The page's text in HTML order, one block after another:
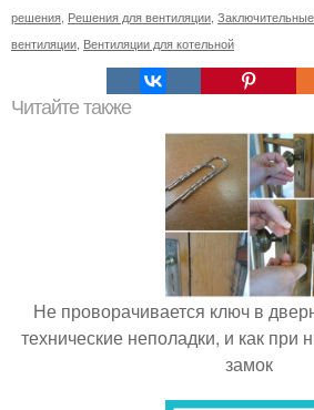
решения Решения для вентиляции
вентиляции Вентиляции для котельной
Читайте также
Не проворачивается ключ в
технические неполадки, и как при
замок